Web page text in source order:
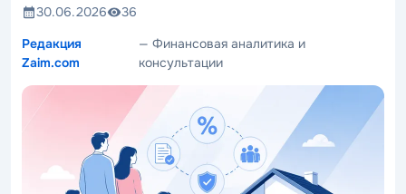
30.06.2026
36
Редакция
Zaim.com
— Финансовая аналитика и
консультации